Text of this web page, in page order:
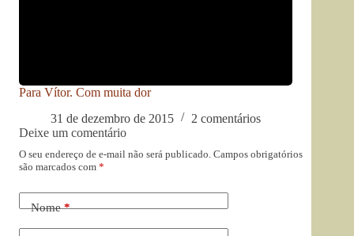
Para Vítor. Com muita dor
31 de dezembro de 2015
2 comentários
Deixe um comentário
O seu endereço de e-mail não será publicado. Campos obrigatórios
são marcados com *
Nome*